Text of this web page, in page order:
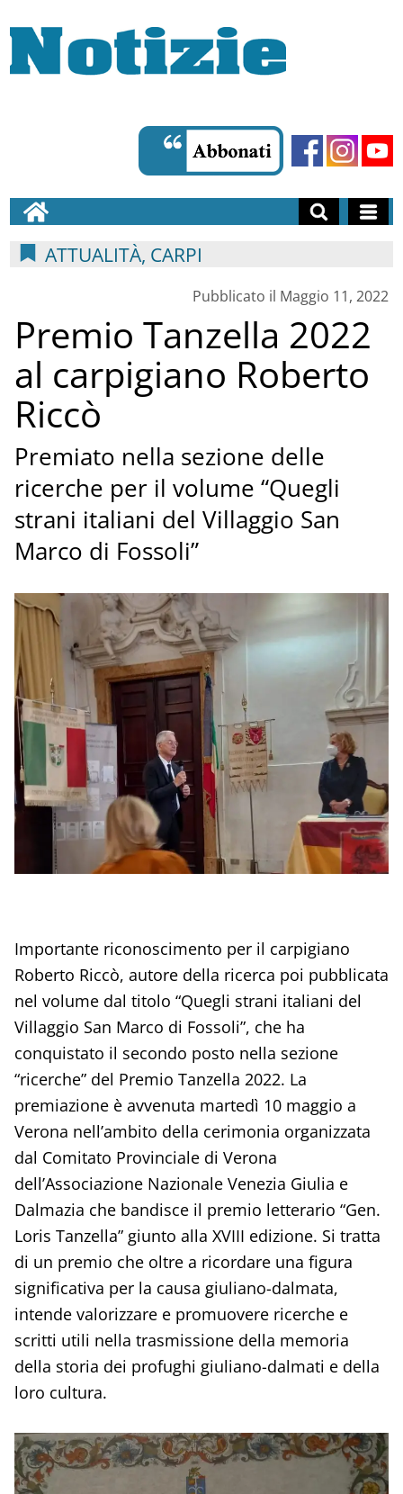
ATTUALITÀ, CARPI
Pubblicato il Maggio 11, 2022
Premio Tanzella 2022
al carpigiano Roberto
Riccò
Premiato nella sezione delle
ricerche per il volume “Quegli
strani italiani del Villaggio San
Marco di Fossoli”
Importante riconoscimento per il carpigiano
Roberto Riccò, autore della ricerca poi pubblicata
nel volume dal titolo “Quegli strani italiani del
Villaggio San Marco di Fossoli”, che ha
conquistato il secondo posto nella sezione
“ricerche” del Premio Tanzella 2022. La
premiazione è avvenuta martedì 10 maggio a
Verona nell’ambito della cerimonia organizzata
dal Comitato Provinciale di Verona
dell’Associazione Nazionale Venezia Giulia e
Dalmazia che bandisce il premio letterario “Gen.
Loris Tanzella” giunto alla XVIII edizione. Si tratta
di un premio che oltre a ricordare una figura
significativa per la causa giuliano-dalmata,
intende valorizzare e promuovere ricerche e
scritti utili nella trasmissione della memoria
della storia dei profughi giuliano-dalmati e della
loro cultura.